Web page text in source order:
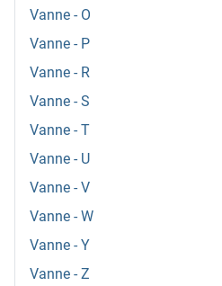
Vanne - O
Vanne - P
Vanne - R
Vanne - S
Vanne - T
Vanne - U
Vanne - V
Vanne - W
Vanne - Y
Vanne - Z